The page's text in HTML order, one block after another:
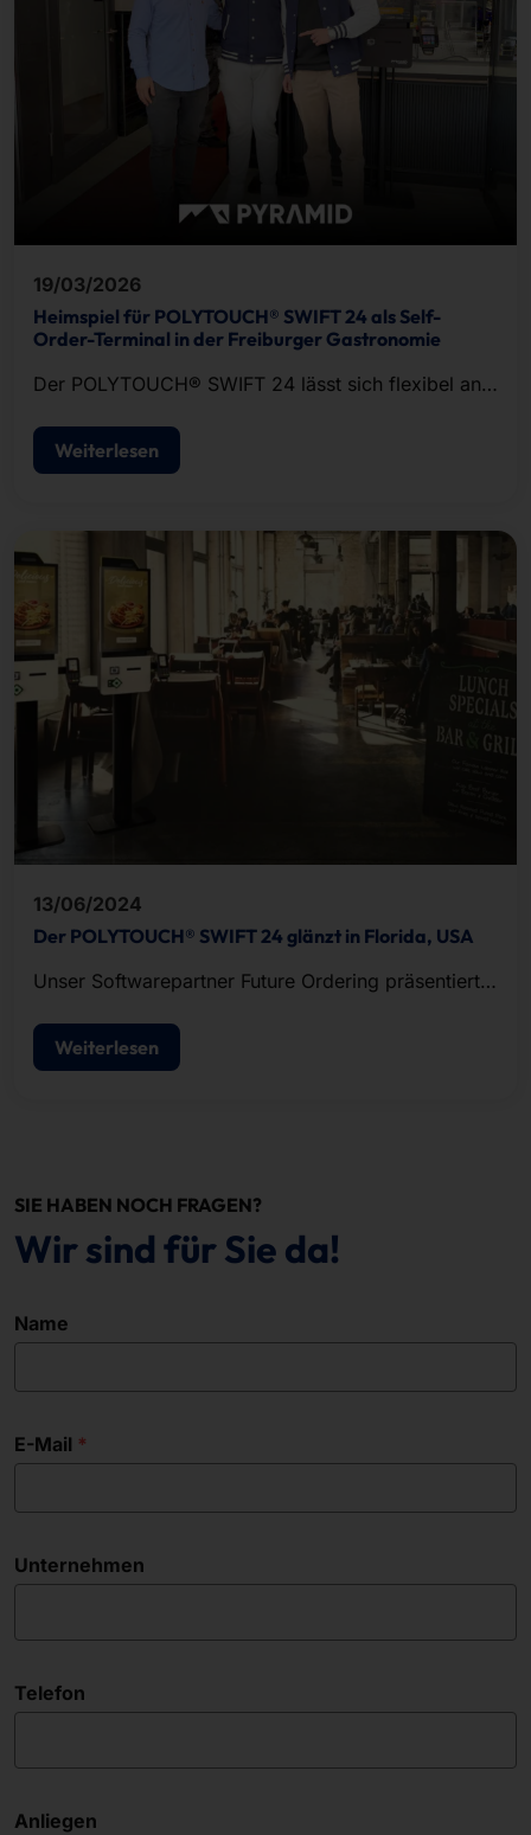
19/03/2026
Heimspiel für POLYTOUCH® SWIFT 24 als Self-
Order-Terminal in der Freiburger Gastronomie
Der POLYTOUCH® SWIFT 24 lässt sich flexibel an
Systemgastronomie anpassen.
Weiterlesen
13/06/2024
Der POLYTOUCH® SWIFT 24 glänzt in Florida, USA
Unser Softwarepartner Future Ordering präsentierte
Service Restaurants und Fast Casual Restaurants
auf unserem neuesten Selbstbestellterminal, dem
Weiterlesen
SIE HABEN NOCH FRAGEN?
Wir sind für Sie da!
Name
E-Mail
Unternehmen
Telefon
Anliegen